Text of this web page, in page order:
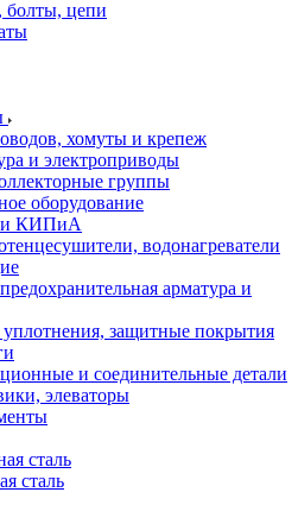
болты, цепи
хомуты и крепеж
и электроприводы
группы
оборудование
и КИПиА
водонагреватели
арматура и
уплотнения, защитные покрытия
и соединительные детали
элеваторы
сталь
сталь